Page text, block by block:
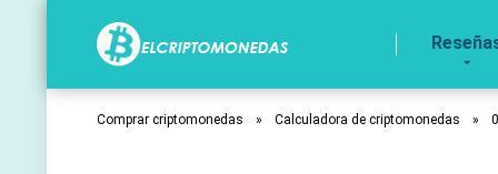
Comprar criptomonedas » Calculadora de criptomonedas »